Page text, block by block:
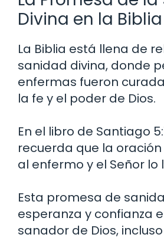
Divina en la Biblia
La Biblia está llena de
sanidad divina, donde
enfermas fueron
la fe y el poder de Dios.
En el libro de Santiago
recuerda que la
al enfermo y el Señor lo
Esta promesa de
esperanza y confianza
sanador de Dios,